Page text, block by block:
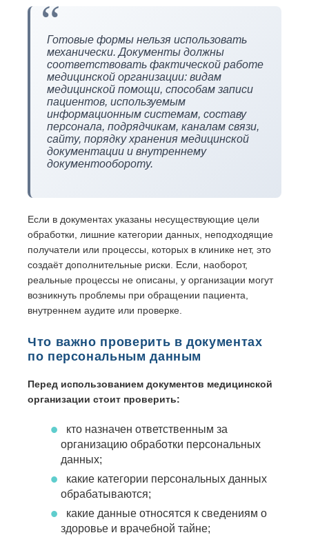
Готовые формы нельзя использовать
механически. Документы должны
соответствовать фактической работе
медицинской организации: видам
медицинской помощи, способам записи
пациентов, используемым
информационным системам, составу
персонала, подрядчикам, каналам связи,
сайту, порядку хранения медицинской
документации и внутреннему
документообороту.
Если в документах указаны несуществующие цели
обработки, лишние категории данных, неподходящие
получатели или процессы, которых в клинике нет, это
создаёт дополнительные риски. Если, наоборот,
реальные процессы не описаны, у организации могут
возникнуть проблемы при обращении пациента,
внутреннем аудите или проверке.
Что важно проверить в документах
по персональным данным
Перед использованием документов медицинской
организации стоит проверить:
кто назначен ответственным за
организацию обработки персональных
данных;
какие категории персональных данных
обрабатываются;
какие данные относятся к сведениям о
здоровье и врачебной тайне;